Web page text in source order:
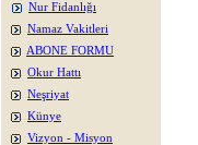
Nur Fidanlığı
Namaz Vakitleri
ABONE FORMU
Okur Hattı
Neşriyat
Künye
Vizyon - Misyon